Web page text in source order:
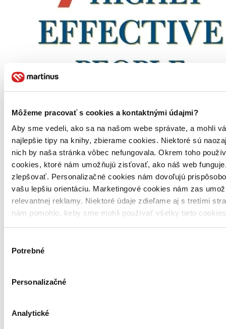
Môžeme pracovať s cookies a kontaktnými údajmi?
Aby sme vedeli, ako sa na našom webe správate, a mohli
najlepšie tipy na knihy, zbierame cookies. Niektoré sú
nich by naša stránka vôbec nefungovala. Okrem toho
cookies, ktoré nám umožňujú zisťovať, ako náš web
zlepšovať. Personalizačné cookies nám dovoľujú
vašu lepšiu orientáciu. Marketingové cookies nám zas
relevantnej reklamy. Niektoré údaje zdieľame aj s tretími
nám pomohlo, keby sme mohli používať všetky tieto
súhlasu
Potrebné
Personalizačné
Analytické
Túto knihu máme síce aktuálne na sklade, máme však už iba
19,80 €